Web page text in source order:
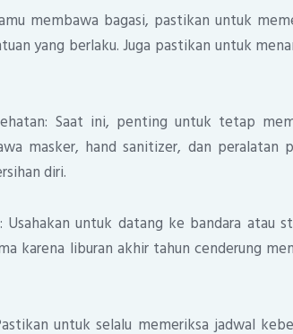
membawa bagasi, pastikan untuk
yang berlaku. Juga pastikan untuk
Saat ini, penting untuk tetap
masker, hand sanitizer, dan peralatan
diri.
untuk datang ke bandara atau
karena liburan akhir tahun cenderung
untuk selalu memeriksa jadwal